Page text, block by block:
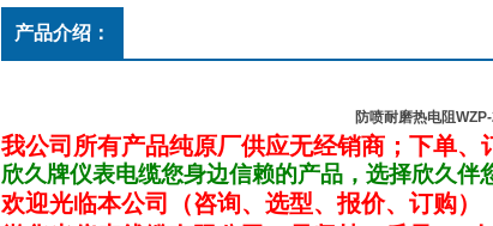
产品介绍：
防喷耐磨热电阻
我公司所有产品纯原厂供应无经销商；下单、
欣久牌仪表电缆您身边信赖的产品，选择欣久伴
欢迎光临本公司（咨询、选型、报价、订购）